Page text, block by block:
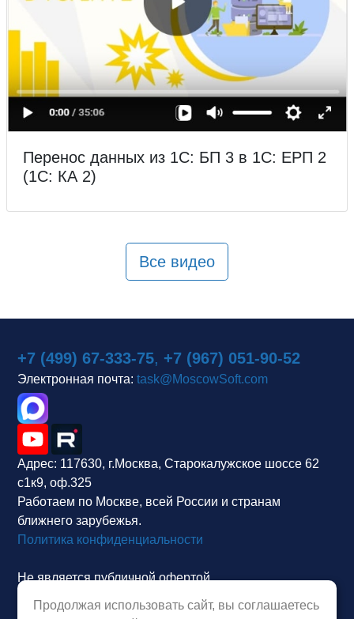
Перенос данных из 1С: БП 3 в 1С: ЕРП 2
(1С: КА 2)
Все видео
+7 (499) 67-333-75, +7 (967) 051-90-52
Электронная почта: task@MoscowSoft.com
Адрес: 117630, г.Москва, Старокалужское шоссе 62
с1к9, оф.325
Работаем по Москве, всей России и странам
ближнего зарубежья.
Политика конфиденциальности
Не является публичной офертой.
Продолжая использовать сайт, вы соглашаетесь